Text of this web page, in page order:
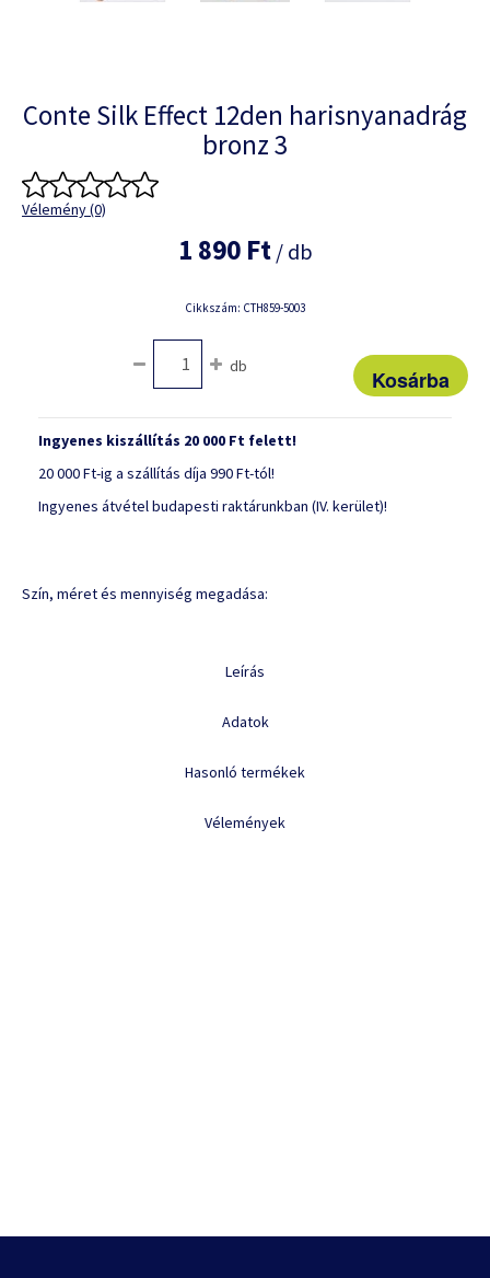
Conte Silk Effect 12den harisnyanadrág
bronz 3
Vélemény (0)
1 890 Ft/ db
Cikkszám: CTH859-5003
db
Ingyenes kiszállítás 20 000 Ft felett!
20 000 Ft-ig a szállítás díja 990 Ft-tól!
Ingyenes átvétel budapesti raktárunkban (IV. kerület)!
Szín, méret és mennyiség megadása:
Leírás
Adatok
Hasonló termékek
Vélemények